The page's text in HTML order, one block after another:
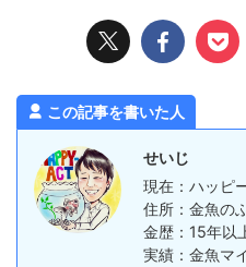
この記事を書いた人
せいじ
現在：ハッピ
住所：金魚の
金歴：15年以
実績：金魚マ